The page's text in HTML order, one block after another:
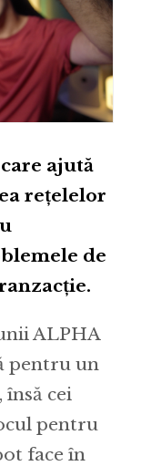
ajută
rețelelor
de
ALPHA
pentru un
cei
pentru
face în